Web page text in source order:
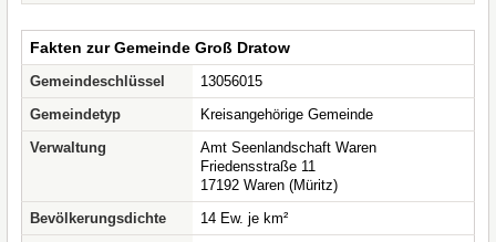
Fakten zur Gemeinde Groß Dratow
Gemeindeschlüssel
13056015
Gemeindetyp
Kreisangehörige Gemeinde
Verwaltung
Amt Seenlandschaft Waren
Friedensstraße 11
17192 Waren (Müritz)
Bevölkerungsdichte
14 Ew. je km²